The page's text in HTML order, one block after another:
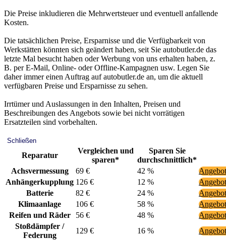
Die Preise inkludieren die Mehrwertsteuer und eventuell anfallende
Kosten.
Die tatsächlichen Preise, Ersparnisse und die Verfügbarkeit von
Werkstätten könnten sich geändert haben, seit Sie autobutler.de das
letzte Mal besucht haben oder Werbung von uns erhalten haben, z.
B. per E-Mail, Online- oder Offline-Kampagnen usw. Legen Sie
daher immer einen Auftrag auf autobutler.de an, um die aktuell
verfügbaren Preise und Ersparnisse zu sehen.
Irrtümer und Auslassungen in den Inhalten, Preisen und
Beschreibungen des Angebots sowie bei nicht vorrätigen
Ersatzteilen sind vorbehalten.
Schließen
Reparatur
Vergleichen und
sparen*
Sparen Sie
durchschnittlich*
Achsvermessung
69 € 42 %
Anhängerkupplung 126 € 12 %
Batterie
82 € 24 %
Klimaanlage
106 € 58 %
Reifen und Räder
56 € 48 %
Stoßdämpfer /
Federung
129 € 16 %